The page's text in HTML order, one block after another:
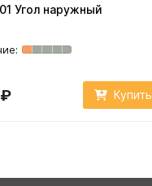
Угол наружный
Купить